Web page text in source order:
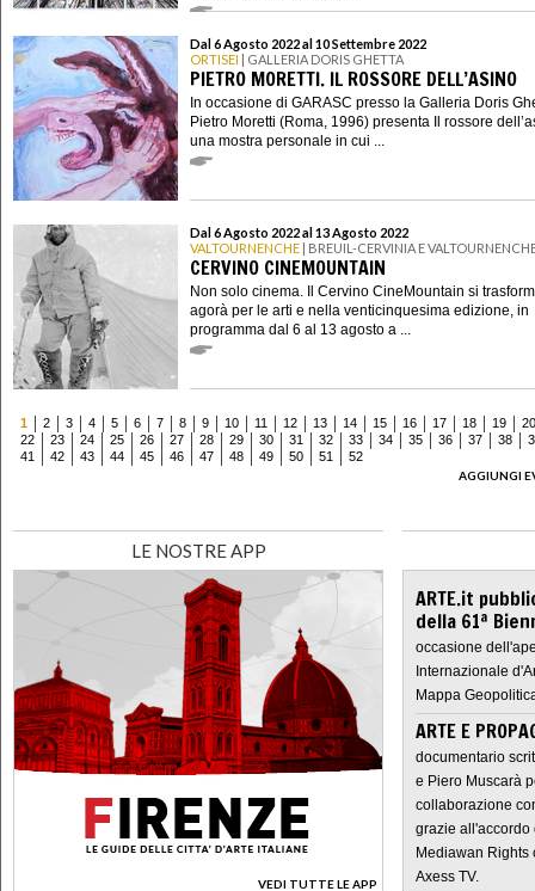
Dal 6 Agosto 2022 al 10 Settembre 2022
ORTISEI | GALLERIA DORIS GHETTA
PIETRO MORETTI. IL ROSSORE DELL’ASINO
In occasione di GARASC presso la Galleria Doris
Pietro Moretti (Roma, 1996) presenta Il rossore
una mostra personale in cui ...
Dal 6 Agosto 2022 al 13 Agosto 2022
VALTOURNENCHE | BREUIL-CERVINIA E
CERVINO CINEMOUNTAIN
Non solo cinema. Il Cervino CineMountain si
agorà per le arti e nella venticinquesima edizione, in
programma dal 6 al 13 agosto a ...
1 2 3 4 5 6 7 8 9 10 11 12 13 14 15 16 17 18 19
20
22
23 24 25 26 27 28 29 30 31 32 33 34 35 36 37 38
41
42 43 44 45 46 47 48 49 50 51
52
AGGIUNGI
LE NOSTRE APP
VEDI TUTTE LE APP
ARTE.it
della 61ª
occasione
Internazionale
Mappa
ARTE E
documentario
e Piero Muscarà
collaborazione
grazie all'accordo
Mediawan Rights
Axess TV.